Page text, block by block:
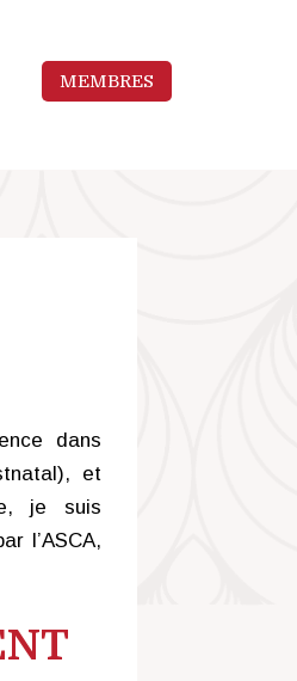
MEMBRES
dans
et
je suis
l’ASCA,